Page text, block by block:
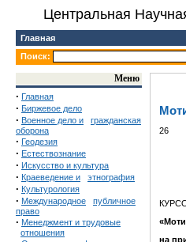
Центральная
Главная
Поиск:
Меню
· Главная
· Биржевое дело
· Военное дело и
гражданская
оборона
· Геодезия
· Естествознание
· Искусство и культура
· Краеведение и этнография
· Культурология
· Международное
публичное
право
· Менеджмент и трудовые
отношения
26
на